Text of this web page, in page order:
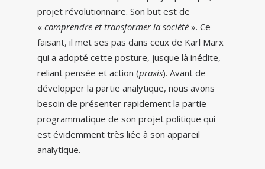
projet révolutionnaire. Son but est de
« comprendre et transformer la société ». Ce
faisant, il met ses pas dans ceux de Karl Marx
qui a adopté cette posture, jusque là inédite,
reliant pensée et action (praxis). Avant de
développer la partie analytique, nous avons
besoin de présenter rapidement la partie
programmatique de son projet politique qui
est évidemment très liée à son appareil
analytique.